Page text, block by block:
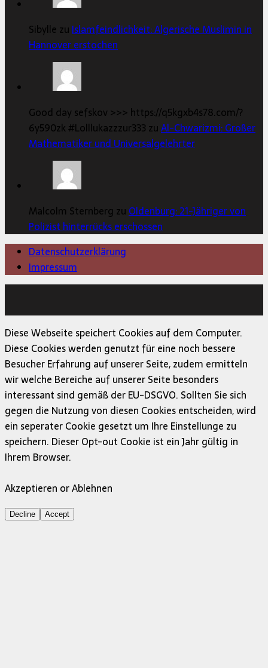
Sibylle zu Islamfeindlichkeit: Algerische Muslimin in
Hannover erstochen
Good day sefskov >>> https://q5kgxb4s78.com/?
6y590zk #Lolllukazzzur333 zuAl-Chwarizmi: Großer
Mathematiker und Universalgelehrter
Malcolm Sternberg zu Oldenburg: 21-Jähriger von
Polizist hinterrücks erschossen
Datenschutzerklärung
Impressum
Diese Webseite speichert Cookies auf dem Computer.
Diese Cookies werden genutzt für eine noch bessere
Besucher Erfahrung auf unserer Seite, zudem ermitteln
wir welche Bereiche auf unserer Seite besonders
interessant sind gemäß der EU-DSGVO. Sollten Sie sich
gegen die Nutzung von diesen Cookies entscheiden, wird
ein seperater Cookie gesetzt um Ihre Einstellunge zu
speichern. Dieser Opt-out Cookie ist ein Jahr gültig in
Ihrem Browser.
Akzeptieren or Ablehnen
Decline Accept